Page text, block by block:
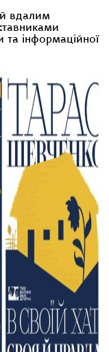
й вдалим
та інформаційної